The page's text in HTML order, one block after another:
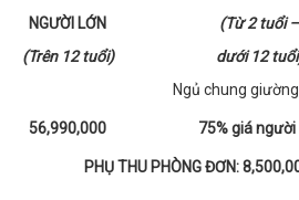
NGƯỜI LỚN
(Trên 12 tuổi)
(Từ 2 tuổi –
dưới 12
Ngủ chung
56,990,000 75% giá người
PHỤ THU PHÒNG ĐƠN: